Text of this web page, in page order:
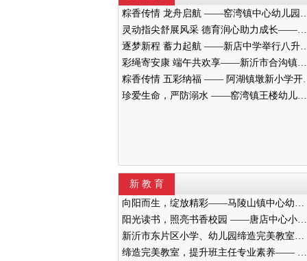
粽香传情 龙舟启航 ——窑湾镇中心
灵动指尖舒展风采 德育润心助力成长——墨河中心小学举行五年级桌面操展示活动
逐梦新程 蓄力起航 ——新店中
彩绳寄安康 端午共欢享——新沂市合沟镇中心幼儿园开展端午节活动
粽香传情 五
珍爱生命，严防溺水 ——窑湾镇王楼幼儿园开展防溺水安全演练活动
新 教 育
向阳而生，绽放精彩——马陵山镇中心幼儿园迎接新沂教育局“缔造完美教室”评比验收
阳光读书，照亮书香校园 ——唐店中心小学举行“阳光读书会”启动仪式
新沂市东片区小学、幼儿园缔造完美教室暨班主任能力提升培训活动在高流镇中心小学举行
缔造完美教室，提升班主任专业素养—— 新沂市南片区小学、幼儿园缔造完美教室暨班主任培训活动举行